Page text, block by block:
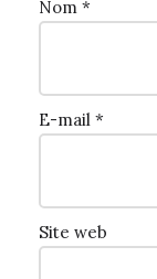
Nom *
E-mail *
Site web